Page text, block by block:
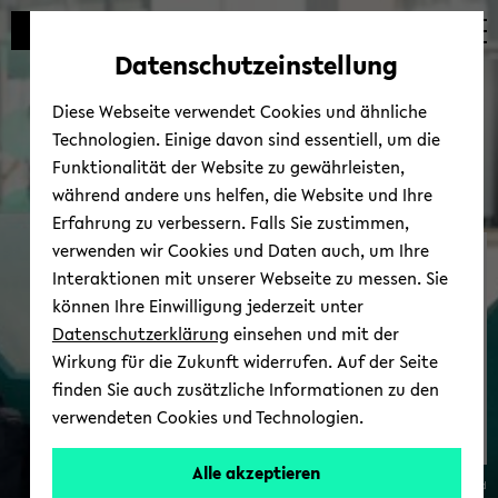
Automatische
vermeiden
zum
wechseln
zum
wechseln
zum
wechseln
Info-​Wochen 2026
© Uni­ver­si­tät Bie­le­feld
Datenschutzeinstellung
Diese Webseite verwendet Cookies und ähnliche
Technologien. Einige davon sind essentiell, um die
Funktionalität der Website zu gewährleisten,
während andere uns helfen, die Website und Ihre
Erfahrung zu verbessern. Falls Sie zustimmen,
verwenden wir Cookies und Daten auch, um Ihre
Interaktionen mit unserer Webseite zu messen. Sie
können Ihre Einwilligung jederzeit unter
Datenschutzerklärung einsehen und mit der
Wirkung für die Zukunft widerrufen. Auf der Seite
finden Sie auch zusätzliche Informationen zu den
verwendeten Cookies und Technologien.
Alle akzeptieren